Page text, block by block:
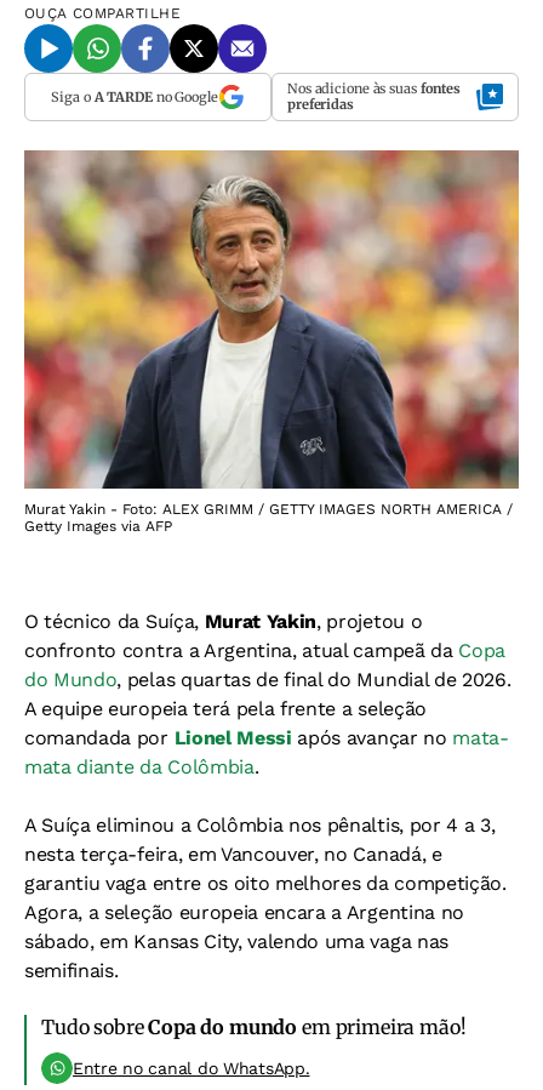
OUÇA COMPARTILHE
Siga o A TARDEno Google Nos adicione às suas fontes
preferidas
Murat Yakin - Foto: ALEX GRIMM / GETTY IMAGES NORTH AMERICA /
Getty Images via AFP
O técnico da Suíça, Murat Yakin, projetou o
confronto contra a Argentina, atual campeã da Copa
do Mundo, pelas quartas de final do Mundial de 2026.
A equipe europeia terá pela frente a seleção
comandada por Lionel Messi após avançar no mata-
mata diante da Colômbia.
A Suíça eliminou a Colômbia nos pênaltis, por 4 a 3,
nesta terça-feira, em Vancouver, no Canadá, e
garantiu vaga entre os oito melhores da competição.
Agora, a seleção europeia encara a Argentina no
sábado, em Kansas City, valendo uma vaga nas
semifinais.
Tudo sobreCopa do mundo em primeira mão!
Entre no canal do WhatsApp.